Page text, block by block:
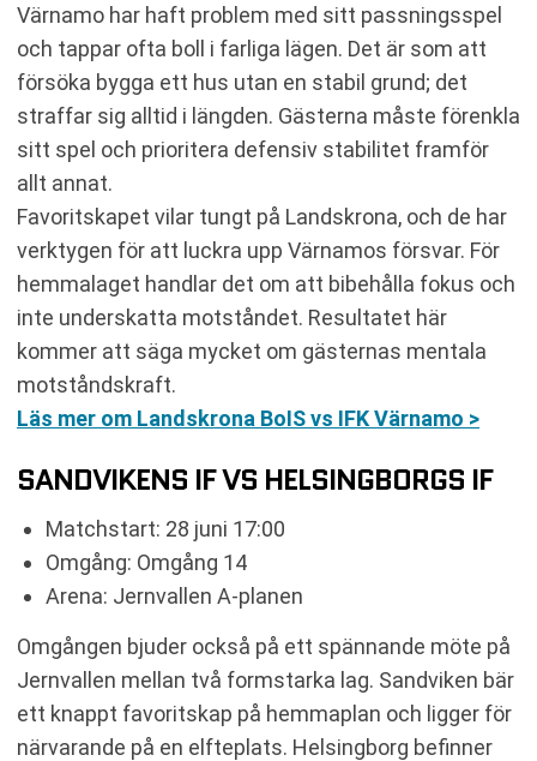
Värnamo har haft problem med sitt passningsspel
och tappar ofta boll i farliga lägen. Det är som att
försöka bygga ett hus utan en stabil grund; det
straffar sig alltid i längden. Gästerna måste förenkla
sitt spel och prioritera defensiv stabilitet framför
allt annat.
Favoritskapet vilar tungt på Landskrona, och de har
verktygen för att luckra upp Värnamos försvar. För
hemmalaget handlar det om att bibehålla fokus och
inte underskatta motståndet. Resultatet här
kommer att säga mycket om gästernas mentala
motståndskraft.
Läs mer om Landskrona BoIS vs IFK Värnamo >
SANDVIKENS IF VS HELSINGBORGS IF
Matchstart: 28 juni 17:00
Omgång: Omgång 14
Arena: Jernvallen A-planen
Omgången bjuder också på ett spännande möte på
Jernvallen mellan två formstarka lag. Sandviken bär
ett knappt favoritskap på hemmaplan och ligger för
närvarande på en elfteplats. Helsingborg befinner